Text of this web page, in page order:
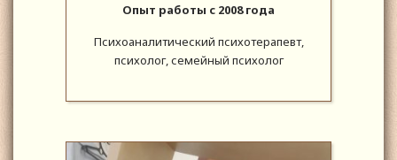
Опыт работы с 2008 года
Психоаналитический психотерапевт,
психолог, семейный психолог